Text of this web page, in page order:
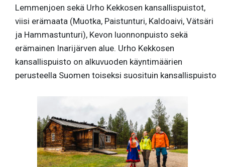
Lemmenjoen sekä Urho Kekkosen kansallispuistot,
viisi erämaata (Muotka, Paistunturi, Kaldoaivi, Vätsäri
ja Hammastunturi), Kevon luonnonpuisto sekä
erämainen Inarijärven alue. Urho Kekkosen
kansallispuisto on alkuvuoden käyntimäärien
perusteella Suomen toiseksi suosituin kansallispuisto